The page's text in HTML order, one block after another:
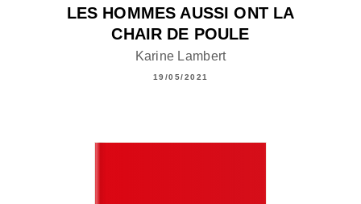
LES HOMMES AUSSI ONT LA
CHAIR DE POULE
Karine Lambert
19/05/2021